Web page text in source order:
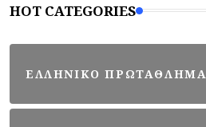
HOT CATEGORIES
ΕΛΛΗΝΙΚΟ ΠΡΩΤΑΘΛΗΜΑ